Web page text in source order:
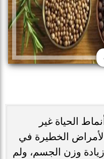
الحياة غير
الخطيرة في
وزن الجسم، ولم